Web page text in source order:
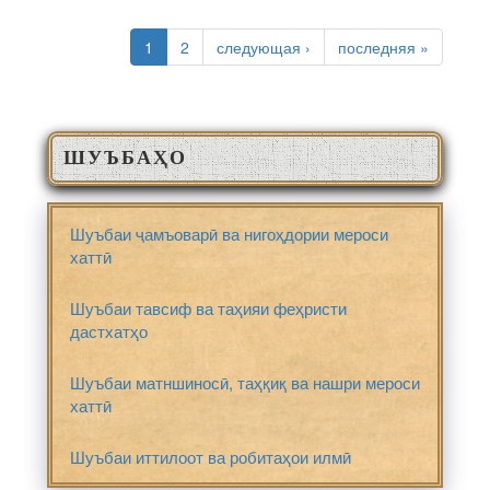
СТРАНИЦЫ
1 2 следующая › последняя »
ШУЪБАҲО
Шуъбаи ҷамъоварӣ ва нигоҳдории мероси
хаттӣ
Шуъбаи тавсиф ва таҳияи феҳристи
дастхатҳо
Шуъбаи матншиносӣ, таҳқиқ ва нашри мероси
хаттӣ
Шуъбаи иттилоот ва робитаҳои илмӣ